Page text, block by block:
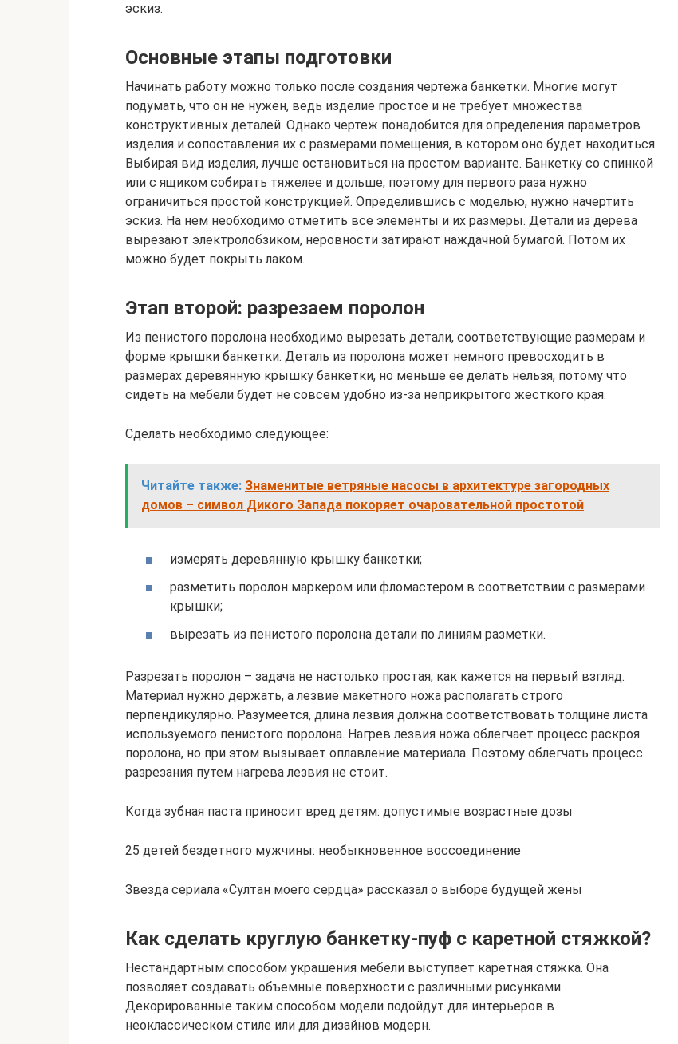
эскиз.
Основные этапы подготовки
Начинать работу можно только после создания чертежа банкетки. Многие могут
подумать, что он не нужен, ведь изделие простое и не требует множества
конструктивных деталей. Однако чертеж понадобится для определения параметров
изделия и сопоставления их с размерами помещения, в котором оно будет находиться.
Выбирая вид изделия, лучше остановиться на простом варианте. Банкетку со спинкой
или с ящиком собирать тяжелее и дольше, поэтому для первого раза нужно
ограничиться простой конструкцией. Определившись с моделью, нужно начертить
эскиз. На нем необходимо отметить все элементы и их размеры. Детали из дерева
вырезают электролобзиком, неровности затирают наждачной бумагой. Потом их
можно будет покрыть лаком.
Этап второй: разрезаем поролон
Из пенистого поролона необходимо вырезать детали, соответствующие размерам и
форме крышки банкетки. Деталь из поролона может немного превосходить в
размерах деревянную крышку банкетки, но меньше ее делать нельзя, потому что
сидеть на мебели будет не совсем удобно из-за неприкрытого жесткого края.
Сделать необходимо следующее:
Читайте также: Знаменитые ветряные насосы в архитектуре загородных
домов – символ Дикого Запада покоряет очаровательной простотой
измерять деревянную крышку банкетки;
разметить поролон маркером или фломастером в соответствии с размерами
крышки;
вырезать из пенистого поролона детали по линиям разметки.
Разрезать поролон – задача не настолько простая, как кажется на первый взгляд.
Материал нужно держать, а лезвие макетного ножа располагать строго
перпендикулярно. Разумеется, длина лезвия должна соответствовать толщине листа
используемого пенистого поролона. Нагрев лезвия ножа облегчает процесс раскроя
поролона, но при этом вызывает оплавление материала. Поэтому облегчать процесс
разрезания путем нагрева лезвия не стоит.
Когда зубная паста приносит вред детям: допустимые возрастные дозы
25 детей бездетного мужчины: необыкновенное воссоединение
Звезда сериала «Султан моего сердца» рассказал о выборе будущей жены
Как сделать круглую банкетку-пуф с каретной стяжкой?
Нестандартным способом украшения мебели выступает каретная стяжка. Она
позволяет создавать объемные поверхности с различными рисунками.
Декорированные таким способом модели подойдут для интерьеров в
неоклассическом стиле или для дизайнов модерн.